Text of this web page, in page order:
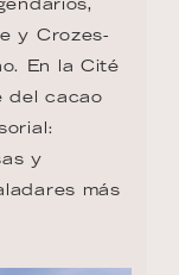
y Crozes-
En la Cité
del cacao
y
más